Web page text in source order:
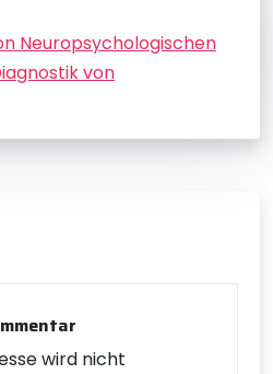
Neuropsychologischen
von
wird nicht